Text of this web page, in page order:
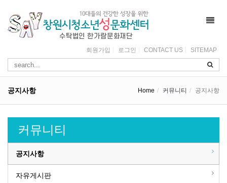
회원가입 로그인 CONTACT US SITEMAP
공지사항 Home 커뮤니티 공지사항
커뮤니티
공지사항
자유게시판